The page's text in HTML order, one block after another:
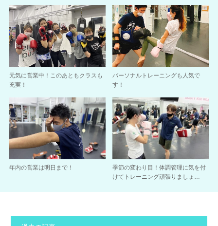
元気に営業中！このあともクラスも
充実！
パーソナルトレーニングも人気で
す！
年内の営業は明日まで！
季節の変わり目！体調管理に気を付
けてトレーニング頑張りましょ…